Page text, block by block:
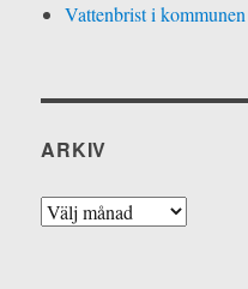
Vattenbrist i kommunen
ARKIV
Arkiv